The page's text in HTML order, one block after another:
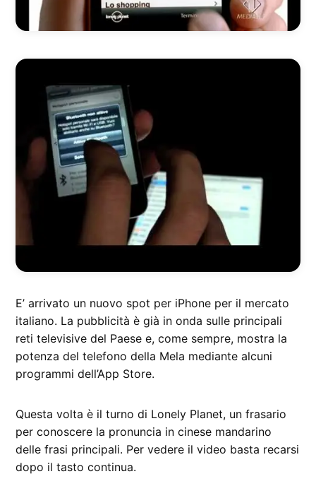
E’ arrivato un nuovo spot per iPhone per il mercato
italiano. La pubblicità è già in onda sulle principali
reti televisive del Paese e, come sempre, mostra la
potenza del telefono della Mela mediante alcuni
programmi dell’App Store.
Questa volta è il turno di Lonely Planet, un frasario
per conoscere la pronuncia in cinese mandarino
delle frasi principali. Per vedere il video basta recarsi
dopo il tasto continua.